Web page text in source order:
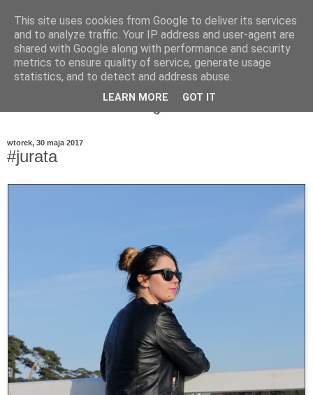
wtorek, 30 maja 2017
#jurata
This site uses cookies from Google to deliver its services
and to analyze traffic. Your IP address and user-agent are
shared with Google along with performance and security
metrics to ensure quality of service, generate usage
statistics, and to detect and address abuse.
LEARN MORE GOT IT